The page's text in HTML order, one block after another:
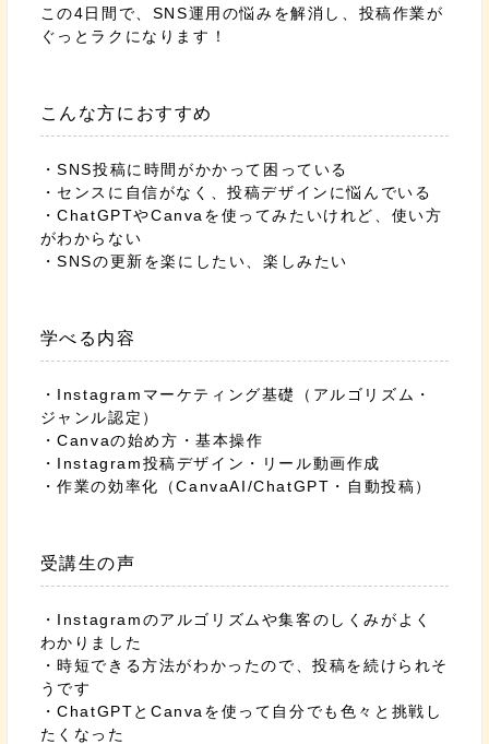
この4日間で、SNS運用の悩みを解消し、投稿作業が
ぐっとラクになります！
こんな方におすすめ
・SNS投稿に時間がかかって困っている
・センスに自信がなく、投稿デザインに悩んでいる
・ChatGPTやCanvaを使ってみたいけれど、使い方
がわからない
・SNSの更新を楽にしたい、楽しみたい
学べる内容
・Instagramマーケティング基礎（アルゴリズム・
ジャンル認定）
・Canvaの始め方・基本操作
・Instagram投稿デザイン・リール動画作成
・作業の効率化（CanvaAI/ChatGPT・自動投稿）
受講生の声
・Instagramのアルゴリズムや集客のしくみがよく
わかりました
・時短できる方法がわかったので、投稿を続けられそ
うです
・ChatGPTとCanvaを使って自分でも色々と挑戦し
たくなった